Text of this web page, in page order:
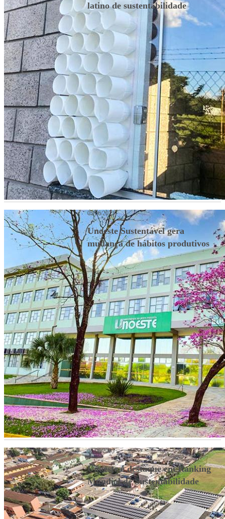
latino de sustentabilidade
05/06/2023
Unoeste Sustentável gera
mudança de hábitos produtivos
01/06/2023
Unoeste é destaque em Ranking
Mundial de Sustentabilidade